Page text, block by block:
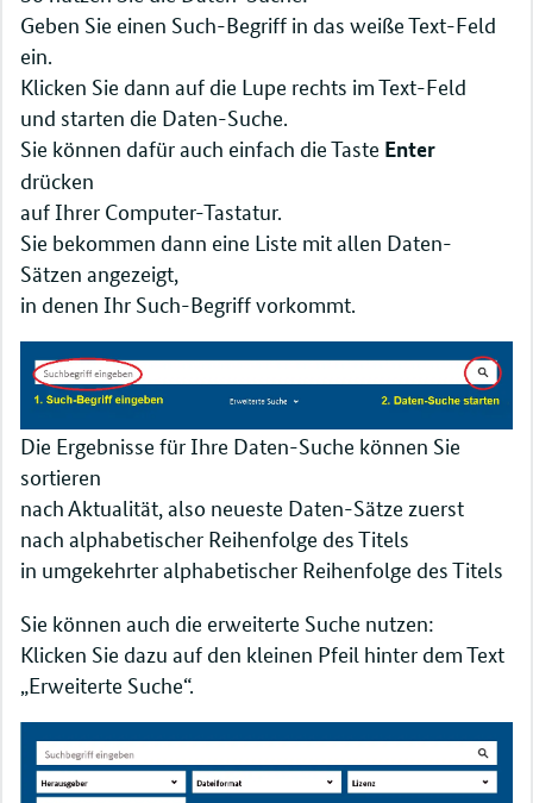
Geben Sie einen Such-Begriff in das weiße Text-Feld
ein.
Klicken Sie dann auf die Lupe rechts im Text-Feld
und starten die Daten-Suche.
Sie können dafür auch einfach die Taste Enter
drücken
auf Ihrer Computer-Tastatur.
Sie bekommen dann eine Liste mit allen Daten-
Sätzen angezeigt,
in denen Ihr Such-Begriff vorkommt.
Die Ergebnisse für Ihre Daten-Suche können Sie
sortieren
nach Aktualität, also neueste Daten-Sätze zuerst
nach alphabetischer Reihenfolge des Titels
in umgekehrter alphabetischer Reihenfolge des Titels
Sie können auch die erweiterte Suche nutzen:
Klicken Sie dazu auf den kleinen Pfeil hinter dem Text
„Erweiterte Suche“.